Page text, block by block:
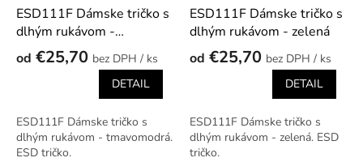
ESD111F Dámske tričko s
dlhým rukávom -
tmavomodrá
od €25,70
/ ks
DETAIL
ESD111F Dámske tričko s
dlhým rukávom - tmavomodrá.
ESD tričko.
ESD111F Dámske tričko s
dlhým rukávom - zelená
od €25,70
/ ks
DETAIL
ESD111F Dámske tričko s
dlhým rukávom - zelená. ESD
tričko.